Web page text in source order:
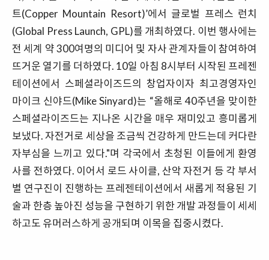
트(Copper Mountain Resort)’에서 글로벌 프레스 런치
(Global Press Launch, GPL)를 개최하였다. 이번 행사에는
전 세계 약 300여명의 미디어 및 자사 관계자들이 참여하여
뜨거운 열기를 더하였다. 10일 아침 8시부터 시작된 프레젠
테이션에서 스페셜라이즈드의 창업자이자 최고경영자인
마이크 신야드(Mike Sinyard)는 “올해로 40주년을 맞이한
스페셜라이즈드는 지나온 시간을 매우 재미있고 흥미롭게
보냈다. 자전거로 세상을 조금씩 건강하게 만드는데 커다란
자부심을 느끼고 있다."며 각국에서 초청된 이들에게 환영
사를 전하였다. 이어서 로드 사이클, 산악 자전거 등 각 부서
별 연구진이 진행하는 프레젠테이션에서 새롭게 적용된 기
술과 한층 높아진 성능을 구현하기 위한 개발 과정들이 세세
하고도 유머러스하게 공개되며 이목을 집중시켰다.